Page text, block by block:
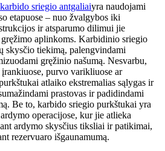
karbido sriegio antgaliaiyra naudojami
etapuose – nuo ​​žvalgybos iki
ir atsparumo dilimui jie
aplinkoms. Karbidinio sriegio
skysčio tiekimą, palengvindami
gręžinio našumą. Nesvarbu,
purvo varikliuose ar
atlaiko ekstremalias sąlygas ir
prastovas ir padidindami
Be to, karbido sriegio purkštukai yra
operacijose, kur jie atlieka
ardymo skysčius tiksliai ir patikimai,
rezervuaro išgaunamumą.